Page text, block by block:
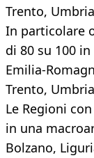
Trento,
In particolare
di 80 su 100
Emilia-
Trento,
Le Regioni
in una
Bolzano,